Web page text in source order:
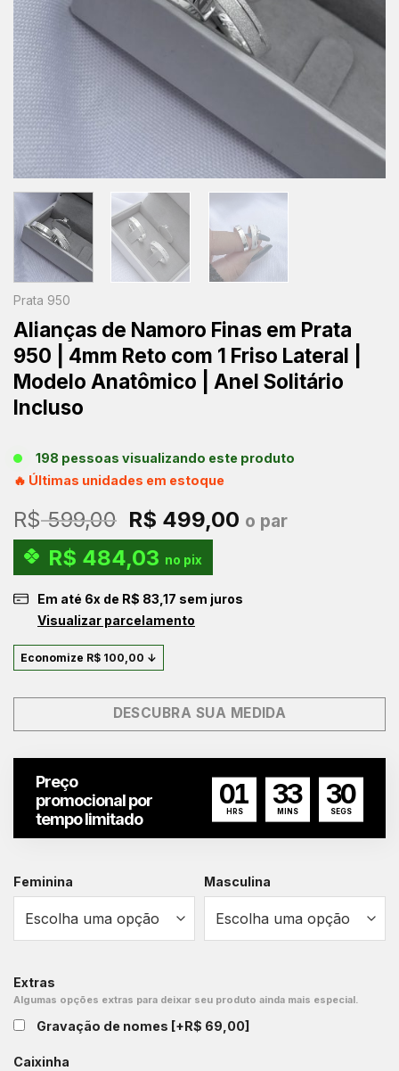
Prata 950
Alianças de Namoro Finas em Prata
950 | 4mm Reto com 1 Friso Lateral |
Modelo Anatômico | Anel Solitário
Incluso
198 pessoas visualizando este produto
🔥 Últimas unidades em estoque
R$599,00 O
preço
original
era:
R$ 599,00.
R$ 499,00 O
R$ 499,00.
o par
R$ 484,03 no pix
Em até 6x de R$ 83,17 sem juros
Visualizar parcelamento
Economize R$ 100,00 ↓
DESCUBRA SUA MEDIDA
Preço
promocional por
tempo limitado
01
HRS
33
MINS
30
SEGS
Feminina Masculina
Extras
Algumas opções extras para deixar seu produto ainda mais especial.
Gravação de nomes [+R$ 69,00]
Caixinha